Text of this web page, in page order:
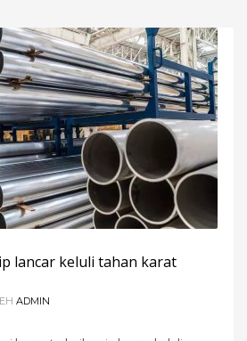
lancar keluli tahan karat
ADMIN